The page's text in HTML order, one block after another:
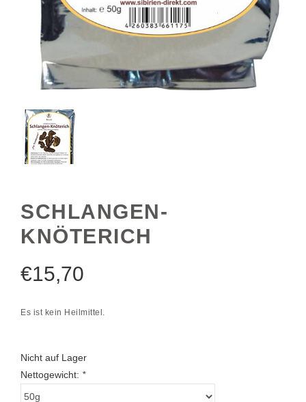
SCHLANGEN-
KNÖTERICH
€15,70
Es ist kein Heilmittel.
Nicht auf Lager
Nettogewicht: *